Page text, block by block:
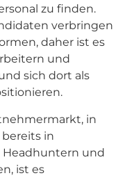
zu finden.
verbringen
daher ist es
und
sich dort als
in
in
Headhuntern und
ist es